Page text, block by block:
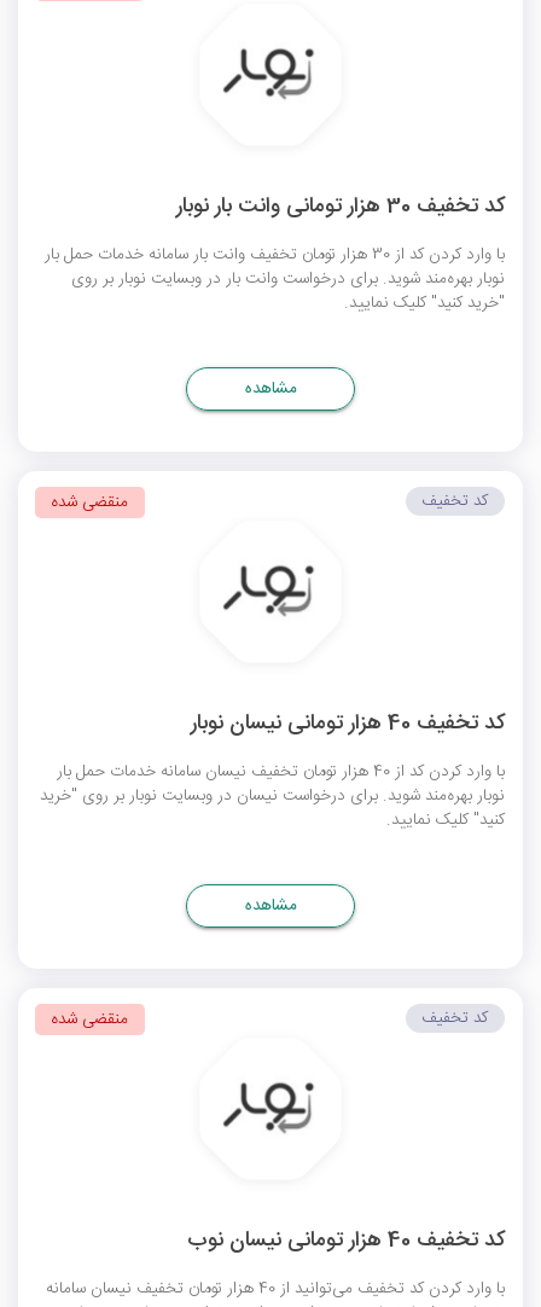
کد تخفیف 30 هزار تومانی وانت بار نوبار
با وارد کردن کد از 30 هزار تومان تخفیف وانت بار سامانه خدمات حمل بار
نوبار بهره‌مند شوید. برای درخواست وانت بار در وبسایت نوبار بر روی
"خرید کنید" کلیک نمایید.
مشاهده
کد تخفیف 40 هزار تومانی نیسان نوبار
با وارد کردن کد از 40 هزار تومان تخفیف نیسان سامانه خدمات حمل بار
نوبار بهره‌مند شوید. برای درخواست نیسان در وبسایت نوبار بر روی "خرید
کنید" کلیک نمایید.
کد تخفیف منقضی شده
مشاهده
کد تخفیف 40 هزار تومانی نیسان نوب
با وارد کردن کد تخفیف می‌توانید از 40 هزار تومان تخفیف نیسان سامانه
کد تخفیف منقضی شده